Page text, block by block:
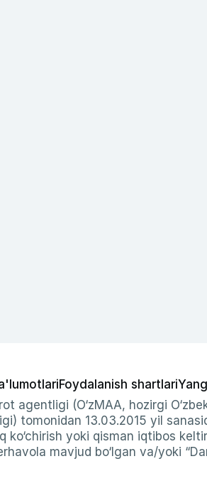
Foydalanish shartlari
agentligi (O‘zMAA, hozirgi
tomonidan 13.03.2015 yil
ko‘chirish yoki qisman iqtibos
mavjud bo‘lgan va/yoki